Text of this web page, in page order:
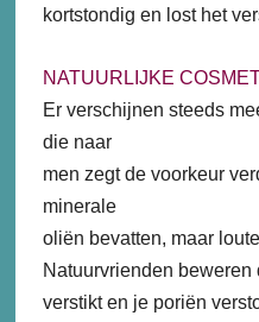
kortstondig en lost het
NATUURLIJKE
Er verschijnen steeds
die naar
men zegt de voorkeur
minerale
oliën bevatten, maar
Natuurvrienden
verstikt en je poriën